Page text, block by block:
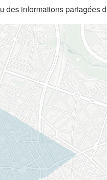
informations partagées